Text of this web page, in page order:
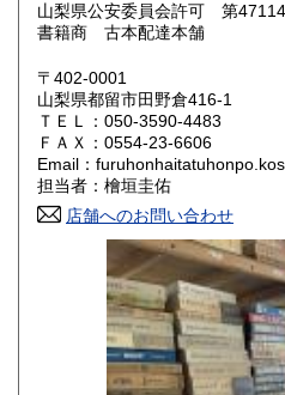
鳥取県 800円
岡山県
山口県 800円
香川県 800円
高知県 800円
800円
800円
800円
山梨県公安委員会許可 第
書籍商 古本配達本舗
〒402-0001
山梨県都留市田野倉416-1
ＴＥＬ：050-3590-4483
ＦＡＸ：0554-23-6606
Email：
担当者：檜垣圭佑
店舗へのお問い合わせ